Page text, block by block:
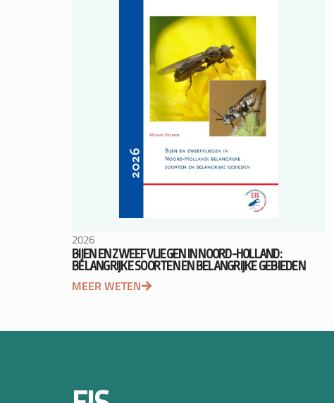
2026
BIJEN EN ZWEEFVLIEGEN IN NOORD-HOLLAND:
BELANGRIJKE SOORTEN EN BELANGRIJKE GEBIEDEN
MEER WETEN